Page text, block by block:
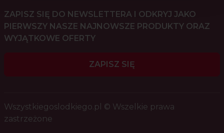
ZAPISZ SIĘ DO NEWSLETTERA I ODKRYJ JAKO
PIERWSZY NASZE NAJNOWSZE PRODUKTY ORAZ
WYJĄTKOWE OFERTY
ZAPISZ SIĘ
Wszystkiegoslodkiego.pl © Wszelkie prawa
zastrzeżone